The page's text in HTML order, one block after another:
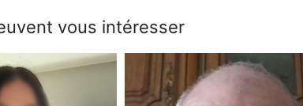
vous intéresser